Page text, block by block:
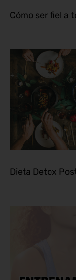
Cómo ser fiel a
Dieta Detox